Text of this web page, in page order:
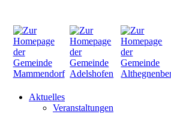
Aktuelles
Veranstaltungen